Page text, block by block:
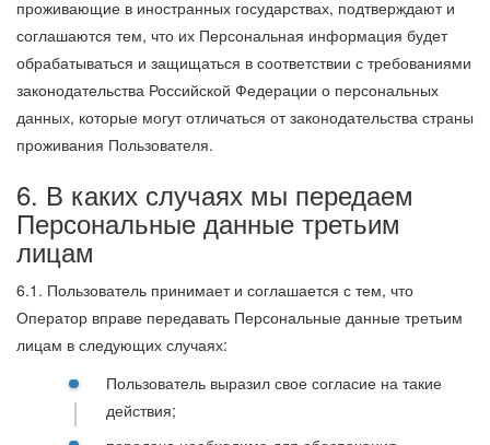
проживающие в иностранных государствах, подтверждают и
соглашаются тем, что их Персональная информация будет
обрабатываться и защищаться в соответствии с требованиями
законодательства Российской Федерации о персональных
данных, которые могут отличаться от законодательства страны
проживания Пользователя.
6. В каких случаях мы передаем
Персональные данные третьим
лицам
6.1. Пользователь принимает и соглашается с тем, что
Оператор вправе передавать Персональные данные третьим
лицам в следующих случаях:
Пользователь выразил свое согласие на такие
действия;